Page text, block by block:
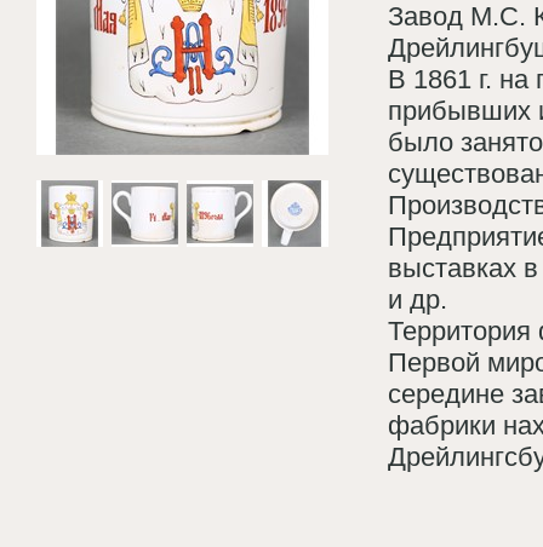
Завод М.С.
В 1861 г. на
прибывших
было
выставках
и др.
Первой
середине
фабрики